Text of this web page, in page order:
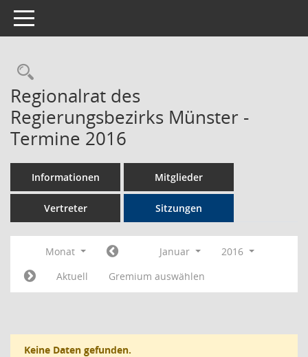
Toggle navigation
Rechercheauswahl
Regionalrat des
Regierungsbezirks Münster -
Termine 2016
Informationen Mitglieder
Vertreter Sitzungen
Monat Januar
2016
Aktuell
Gremium auswählen
Keine Daten gefunden.